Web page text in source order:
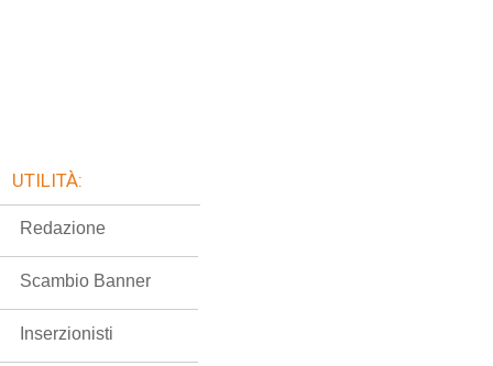
UTILITÀ:
Redazione
Scambio Banner
Inserzionisti